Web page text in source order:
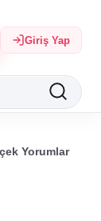
Giriş Yap
Yorumlar